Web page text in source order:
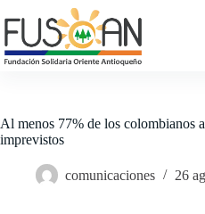
al
contenido
Al menos 77% de los colombianos
imprevistos
comunicaciones 26